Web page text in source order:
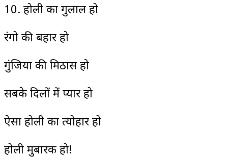
10. होली का गुलाल हो
रंगो की बहार हो
गुंजिया की मिठास हो
सबके दिलों में प्यार हो
ऐसा होली का त्योहार हो
होली मुबारक हो!